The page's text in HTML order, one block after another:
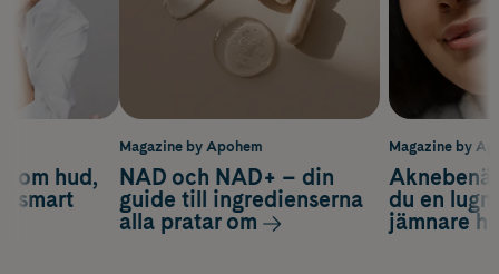
Magazine by
du en
jämnare
om hud,
smart
Magazine by Apohem
NAD och NAD+ – din
guide till ingredienserna
alla pratar om